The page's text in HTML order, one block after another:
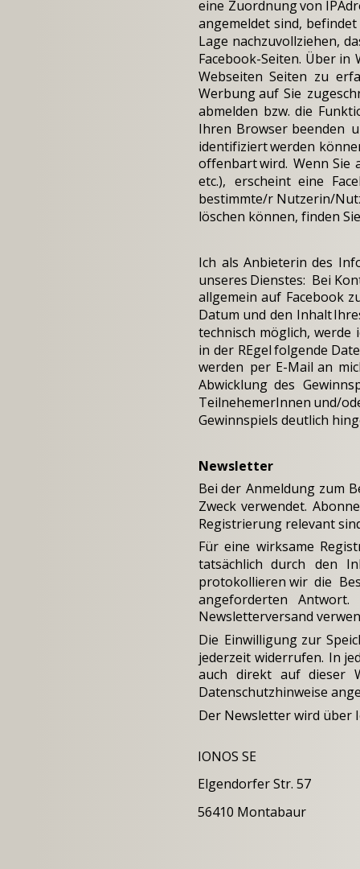
eine Zuordnungvon
angemeldet sind, befindet
Lage nachzuvollziehen,
Facebook-Seiten. Über in
Webseiten Seiten zu
Werbungauf Sie
abmelden bzw. die
Ihren Browser beenden
identifiziertwerden
offenbartwird. Wenn Sie
etc.), erscheint eine
bestimmte/r Nutzerin/
löschen können, finden
Ich als Anbieterin des
unseres Dienstes: Bei
allgemein auf Facebook
Datum und den Inhalt
technisch möglich, werde
in der REgelfolgende
werden per E-Mail an
Abwicklung des
TeilnehemerInnen und/
Gewinnspiels deutlich
Newsletter
Bei der Anmeldung zum
Zweck verwendet.
Registrierung relevant
Für eine wirksame
tatsächlich durch den
protokollieren wir die
angeforderten
Antwort.
Newsletterversand
Die Einwilligung zur
jederzeit widerrufen. In
auch direkt auf dieser
Datenschutzhinweise
Der Newsletter wird über
IONOS SE
Elgendorfer Str. 57
56410 Montabaur